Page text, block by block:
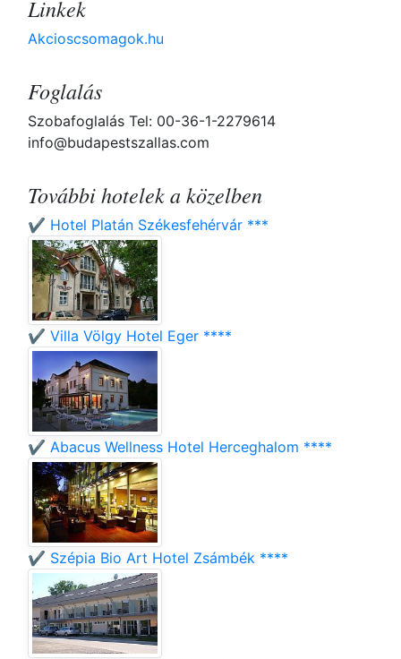
Linkek
Akcioscsomagok.hu
Foglalás
Szobafoglalás Tel: 00-36-1-2279614
info@budapestszallas.com
További hotelek a közelben
✔️ Hotel Platán Székesfehérvár ***
✔️ Villa Völgy Hotel Eger ****
✔️ Abacus Wellness Hotel Herceghalom ****
✔️ Szépia Bio Art Hotel Zsámbék ****